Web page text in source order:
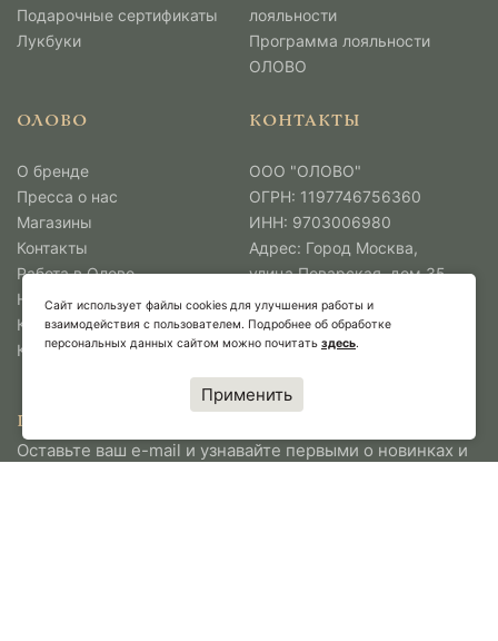
Сайт использует файлы cookies для улучшения работы и
взаимодействия с пользователем. Подробнее об обработке
персональных данных сайтом можно почитать здесь.
Применить
Подарочные сертификаты
Лукбуки
лояльности
Программа лояльности
ОЛОВО
ОЛОВО
О бренде
Пресса о нас
Магазины
Контакты
Работа в Олово
Новости
Коллекции
Коллаборации
КОНТАКТЫ
ООО "ОЛОВО"
ОГРН: 1197746756360
ИНН: 9703006980
Адрес: Город Москва,
улица Поварская, дом 35
Тел.:+7 (495) 565-38-88
Перейти
ПОДПИСАТЬСЯ НА НОВОСТИ ОЛОВО
Оставьте ваш e-mail и узнавайте первыми о новинках и